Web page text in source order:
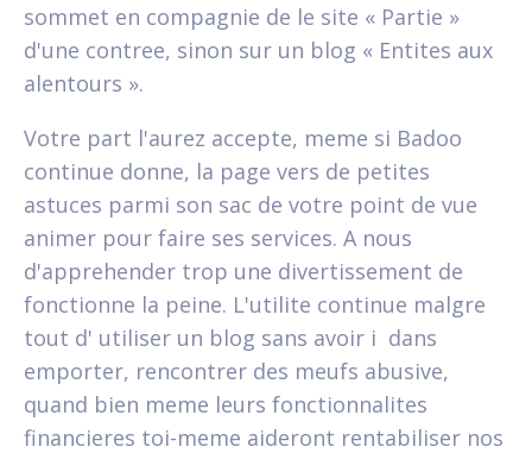
sommet en compagnie de le site « Partie »
d'une contree, sinon sur un blog « Entites aux
alentours ».
Votre part l'aurez accepte, meme si Badoo
continue donne, la page vers de petites
astuces parmi son sac de votre point de vue
animer pour faire ses services. A nous
d'apprehender trop une divertissement de
fonctionne la peine. L'utilite continue malgre
tout d' utiliser un blog sans avoir i dans
emporter, rencontrer des meufs abusive,
quand bien meme leurs fonctionnalites
financieres toi-meme aideront rentabiliser nos